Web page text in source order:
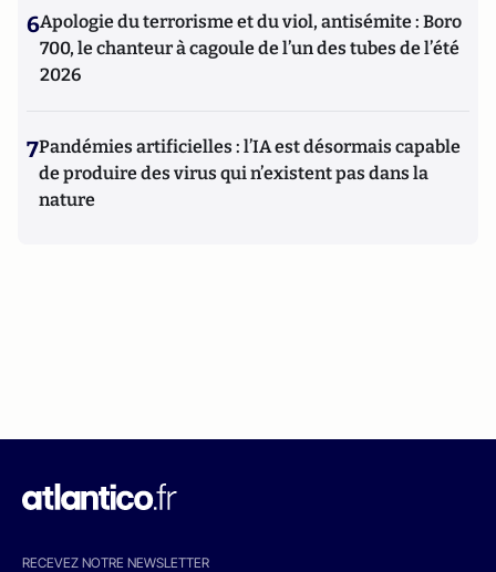
6Apologie du terrorisme et du viol, antisémite : Boro
700, le chanteur à cagoule de l’un des tubes de l’été
2026
7Pandémies artificielles : l’IA est désormais capable
de produire des virus qui n’existent pas dans la
nature
RECEVEZ NOTRE NEWSLETTER